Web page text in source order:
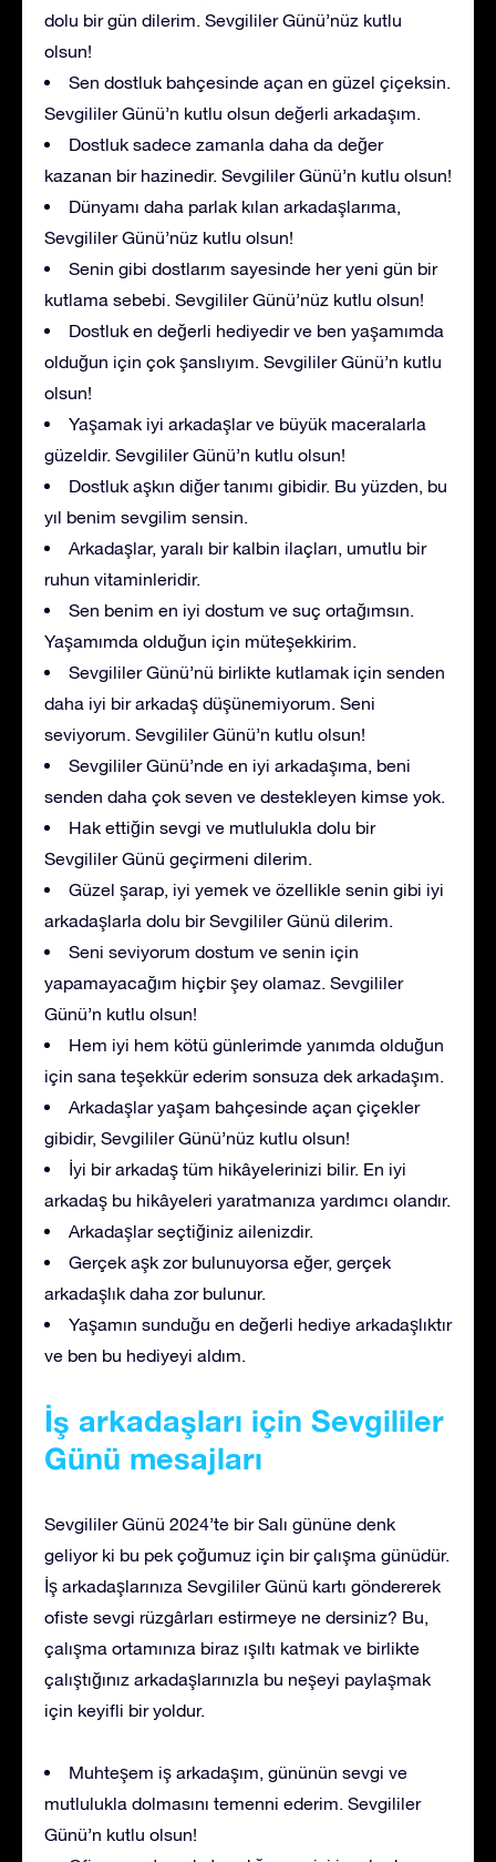
dolu bir gün dilerim. Sevgililer Günü’nüz kutlu
olsun!
Sen dostluk bahçesinde açan en güzel çiçeksin.
Sevgililer Günü’n kutlu olsun değerli arkadaşım.
Dostluk sadece zamanla daha da değer
kazanan bir hazinedir. Sevgililer Günü’n kutlu olsun!
Dünyamı daha parlak kılan arkadaşlarıma,
Sevgililer Günü’nüz kutlu olsun!
Senin gibi dostlarım sayesinde her yeni gün bir
kutlama sebebi. Sevgililer Günü’nüz kutlu olsun!
Dostluk en değerli hediyedir ve ben yaşamımda
olduğun için çok şanslıyım. Sevgililer Günü’n kutlu
olsun!
Yaşamak iyi arkadaşlar ve büyük maceralarla
güzeldir. Sevgililer Günü’n kutlu olsun!
Dostluk aşkın diğer tanımı gibidir. Bu yüzden, bu
yıl benim sevgilim sensin.
Arkadaşlar, yaralı bir kalbin ilaçları, umutlu bir
ruhun vitaminleridir.
Sen benim en iyi dostum ve suç ortağımsın.
Yaşamımda olduğun için müteşekkirim.
Sevgililer Günü’nü birlikte kutlamak için senden
daha iyi bir arkadaş düşünemiyorum. Seni
seviyorum. Sevgililer Günü’n kutlu olsun!
Sevgililer Günü’nde en iyi arkadaşıma, beni
senden daha çok seven ve destekleyen kimse yok.
Hak ettiğin sevgi ve mutlulukla dolu bir
Sevgililer Günü geçirmeni dilerim.
Güzel şarap, iyi yemek ve özellikle senin gibi iyi
arkadaşlarla dolu bir Sevgililer Günü dilerim.
Seni seviyorum dostum ve senin için
yapamayacağım hiçbir şey olamaz. Sevgililer
Günü’n kutlu olsun!
Hem iyi hem kötü günlerimde yanımda olduğun
için sana teşekkür ederim sonsuza dek arkadaşım.
Arkadaşlar yaşam bahçesinde açan çiçekler
gibidir, Sevgililer Günü’nüz kutlu olsun!
İyi bir arkadaş tüm hikâyelerinizi bilir. En iyi
arkadaş bu hikâyeleri yaratmanıza yardımcı olandır.
Arkadaşlar seçtiğiniz ailenizdir.
Gerçek aşk zor bulunuyorsa eğer, gerçek
arkadaşlık daha zor bulunur.
Yaşamın sunduğu en değerli hediye arkadaşlıktır
ve ben bu hediyeyi aldım.
İş arkadaşları için Sevgililer
Günü mesajları
Sevgililer Günü 2024’te bir Salı gününe denk
geliyor ki bu pek çoğumuz için bir çalışma günüdür.
İş arkadaşlarınıza Sevgililer Günü kartı göndererek
ofiste sevgi rüzgârları estirmeye ne dersiniz? Bu,
çalışma ortamınıza biraz ışıltı katmak ve birlikte
çalıştığınız arkadaşlarınızla bu neşeyi paylaşmak
için keyifli bir yoldur.
Muhteşem iş arkadaşım, gününün sevgi ve
mutlulukla dolmasını temenni ederim. Sevgililer
Günü’n kutlu olsun!